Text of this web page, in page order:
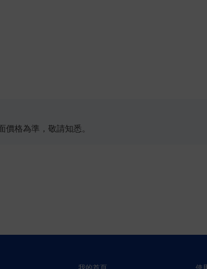
格為準，敬請知悉。